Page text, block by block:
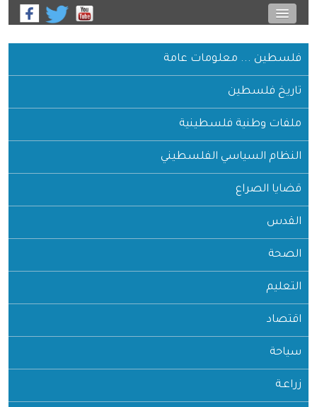
فلسطين ... معلومات عامة
تاريخ فلسطين
ملفات وطنية فلسطينية
النظام السياسي الفلسطيني
قضايا الصراع
القدس
الصحة
التعليم
اقتصاد
سياحة
زراعـة